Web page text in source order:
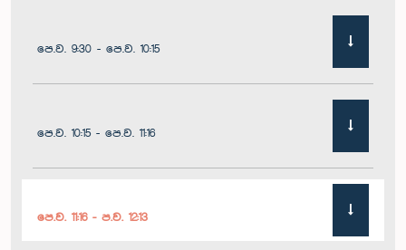
පෙ.ව. 9:30 - පෙ.ව. 10:15
පෙ.ව. 10:15 - පෙ.ව. 11:16
පෙ.ව. 11:16 - ප.ව. 12:13